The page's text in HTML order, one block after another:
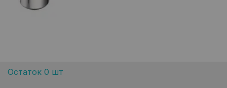
Остаток 0 шт